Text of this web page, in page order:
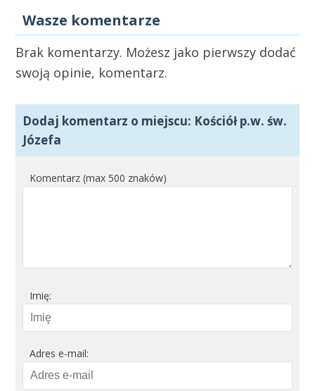
Wasze komentarze
Brak komentarzy. Możesz jako pierwszy dodać
swoją opinie, komentarz.
Dodaj komentarz o miejscu: Kościół p.w. św.
Józefa
Komentarz (max 500 znaków)
Imię:
Adres e-mail: